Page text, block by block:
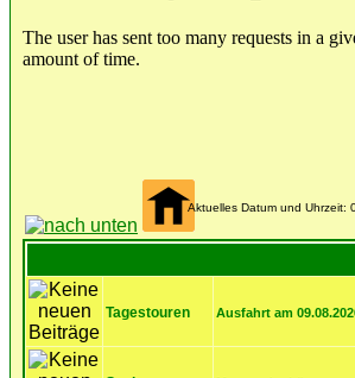
Aktuelles Datum und Uhrzeit:
Tagestouren Ausfahrt am